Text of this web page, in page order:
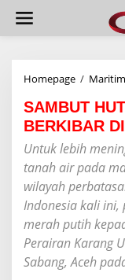
w
Homepage / Maritim
SAMBUT
BERKIBAR
Untuk lebih
tanah air pada
wilayah
Indonesia kali ini,
merah putih
Perairan Karang
Sabang, Aceh